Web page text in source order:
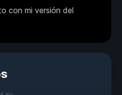
con mi versión del